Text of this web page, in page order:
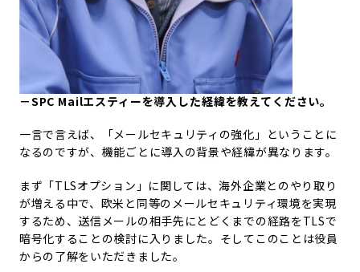
－SPC Mailエスティーを導入した経緯を教えてください。
一言で言えば、「メールセキュリティの強化」ということに
なるのですが、機能ごとに導入の背景や経緯が異なります。
まず「TLSオプション」に関しては、海外企業とのやり取り
が増える中で、欧米と同等のメールセキュリティ環境を実現
するため、送信メールの相手先にとどくまでの経路をTLSで
暗号化することの検討に入りました。そしてこのことは役員
からの了解をいただきました。